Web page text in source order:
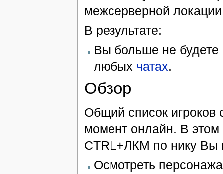
межсерверной
В результате:
Вы больше не будете
любых чатах.
Обзор
Общий список игроков
момент онлайн. В
CTRL+ЛКМ по нику Вы
Осмотреть персонажа